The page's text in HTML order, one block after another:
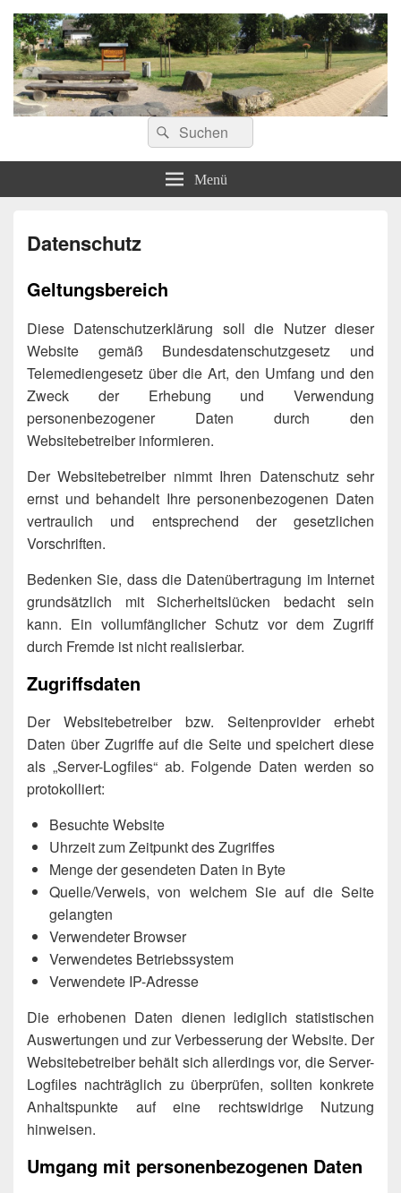
ostoennen.deSuchen
nach:
Suchen
Menü
Datenschutz
Geltungsbereich
Diese Datenschutzerklärung soll die Nutzer dieser
Website gemäß Bundesdatenschutzgesetz und
Telemediengesetz über die Art, den Umfang und den
Zweck der Erhebung und Verwendung
personenbezogener Daten durch den
Websitebetreiber informieren.
Der Websitebetreiber nimmt Ihren Datenschutz sehr
ernst und behandelt Ihre personenbezogenen Daten
vertraulich und entsprechend der gesetzlichen
Vorschriften.
Bedenken Sie, dass die Datenübertragung im Internet
grundsätzlich mit Sicherheitslücken bedacht sein
kann. Ein vollumfänglicher Schutz vor dem Zugriff
durch Fremde ist nicht realisierbar.
Zugriffsdaten
Der Websitebetreiber bzw. Seitenprovider erhebt
Daten über Zugriffe auf die Seite und speichert diese
als „Server-Logfiles“ ab. Folgende Daten werden so
protokolliert:
Besuchte Website
Uhrzeit zum Zeitpunkt des Zugriffes
Menge der gesendeten Daten in Byte
Quelle/Verweis, von welchem Sie auf die Seite
gelangten
Verwendeter Browser
Verwendetes Betriebssystem
Verwendete IP-Adresse
Die erhobenen Daten dienen lediglich statistischen
Auswertungen und zur Verbesserung der Website. Der
Websitebetreiber behält sich allerdings vor, die Server-
Logfiles nachträglich zu überprüfen, sollten konkrete
Anhaltspunkte auf eine rechtswidrige Nutzung
hinweisen.
Umgang mit personenbezogenen Daten